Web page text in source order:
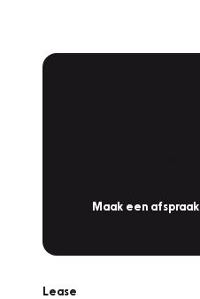
Maak een afspraak
Lease